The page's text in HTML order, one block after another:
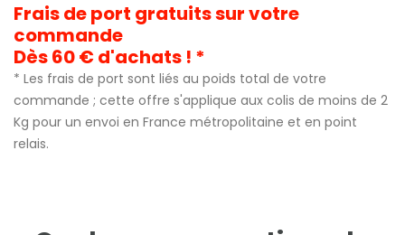
Frais de port gratuits sur votre
commande
Dès 60 € d'achats ! *
* Les frais de port sont liés au poids total de votre
commande ; cette offre s'applique aux colis de moins de 2
Kg pour un envoi en France métropolitaine et en point
relais.